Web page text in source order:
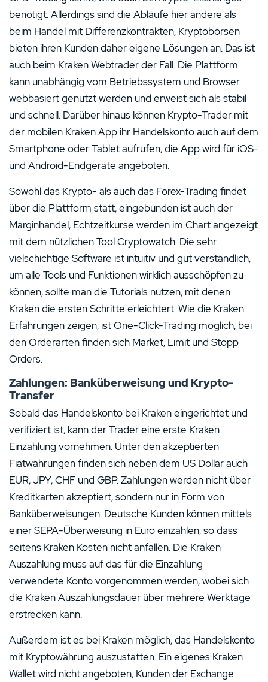
benötigt. Allerdings sind die Abläufe hier andere als
beim Handel mit Differenzkontrakten, Kryptobörsen
bieten ihren Kunden daher eigene Lösungen an. Das ist
auch beim Kraken Webtrader der Fall. Die Plattform
kann unabhängig vom Betriebssystem und Browser
webbasiert genutzt werden und erweist sich als stabil
und schnell. Darüber hinaus können Krypto-Trader mit
der mobilen Kraken App ihr Handelskonto auch auf dem
Smartphone oder Tablet aufrufen, die App wird für iOS-
und Android-Endgeräte angeboten.
Sowohl das Krypto- als auch das Forex-Trading findet
über die Plattform statt, eingebunden ist auch der
Marginhandel, Echtzeitkurse werden im Chart angezeigt
mit dem nützlichen Tool Cryptowatch. Die sehr
vielschichtige Software ist intuitiv und gut verständlich,
um alle Tools und Funktionen wirklich ausschöpfen zu
können, sollte man die Tutorials nutzen, mit denen
Kraken die ersten Schritte erleichtert. Wie die Kraken
Erfahrungen zeigen, ist One-Click-Trading möglich, bei
den Orderarten finden sich Market, Limit und Stopp
Orders.
Zahlungen: Banküberweisung und Krypto-
Transfer
Sobald das Handelskonto bei Kraken eingerichtet und
verifiziert ist, kann der Trader eine erste Kraken
Einzahlung vornehmen. Unter den akzeptierten
Fiatwährungen finden sich neben dem US Dollar auch
EUR, JPY, CHF und GBP. Zahlungen werden nicht über
Kreditkarten akzeptiert, sondern nur in Form von
Banküberweisungen. Deutsche Kunden können mittels
einer SEPA-Überweisung in Euro einzahlen, so dass
seitens Kraken Kosten nicht anfallen. Die Kraken
Auszahlung muss auf das für die Einzahlung
verwendete Konto vorgenommen werden, wobei sich
die Kraken Auszahlungsdauer über mehrere Werktage
erstrecken kann.
Außerdem ist es bei Kraken möglich, das Handelskonto
mit Kryptowährung auszustatten. Ein eigenes Kraken
Wallet wird nicht angeboten, Kunden der Exchange